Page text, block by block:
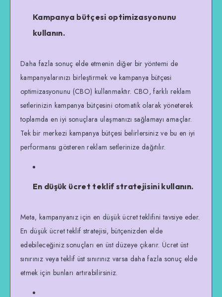
Kampanya bütçesi optimizasyonunu
kullanın.
Daha fazla sonuç elde etmenin diğer bir yöntemi de
kampanyalarınızı birleştirmek ve kampanya bütçesi
optimizasyonunu (CBO) kullanmaktır. CBO, farklı reklam
setlerinizin kampanya bütçesini otomatik olarak yöneterek
toplamda en iyi sonuçlara ulaşmanızı sağlamayı amaçlar.
Tek bir merkezi kampanya bütçesi belirlersiniz ve bu en iyi
performansı gösteren reklam setlerinize dağıtılır.
En düşük ücret teklif stratejisini kullanın.
Meta, kampanyanız için en düşük ücret teklifini tavsiye eder.
En düşük ücret teklif stratejisi, bütçenizden elde
edebileceğiniz sonuçları en üst düzeye çıkarır. Ücret üst
sınırınız veya teklif üst sınırınız varsa daha fazla sonuç elde
etmek için bunları artırabilirsiniz.